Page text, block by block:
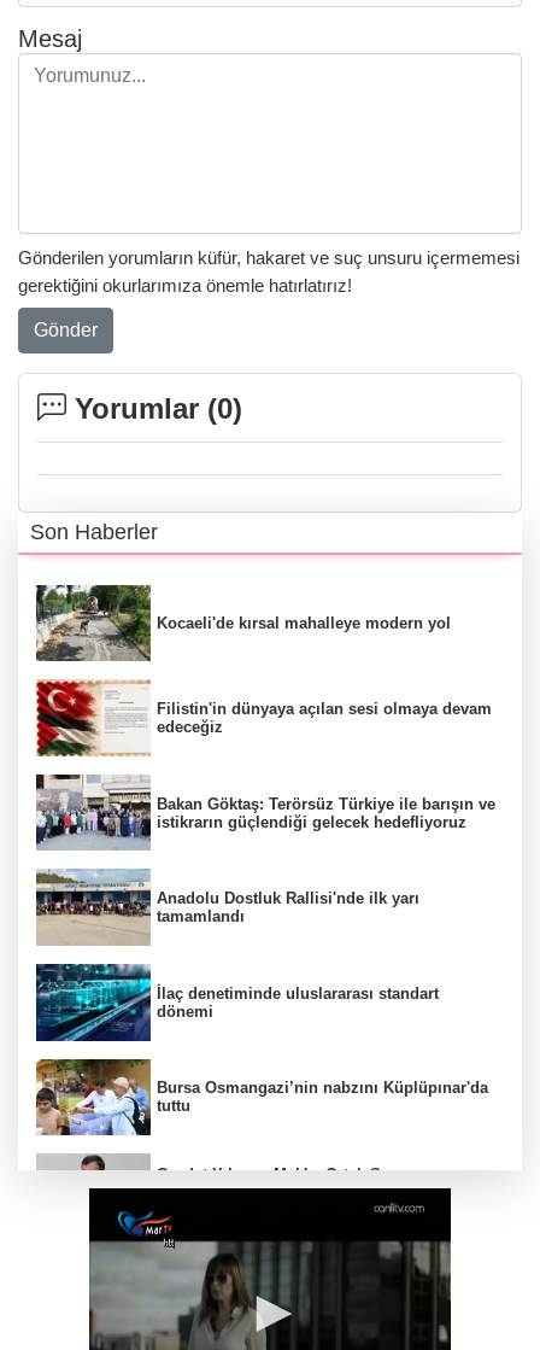
Mesaj
Gönderilen yorumların küfür, hakaret ve suç unsuru içermemesi
gerektiğini okurlarımıza önemle hatırlatırız!
Gönder
Yorumlar (0)
Son Haberler
Kocaeli'de kırsal mahalleye modern yol
Filistin'in dünyaya açılan sesi olmaya devam
edeceğiz
Bakan Göktaş: Terörsüz Türkiye ile barışın ve
istikrarın güçlendiği gelecek hedefliyoruz
Anadolu Dostluk Rallisi'nde ilk yarı
tamamlandı
İlaç denetiminde uluslararası standart
dönemi
Bursa Osmangazi’nin nabzını Küplüpınar'da
tuttu
Cevdet Yılmaz: Mekke Ortak Savunma
Anlaşması bölgesel güvenliğe katkı
Konya Büyükşehir’in baba-oğul kampı
Ağustos'ta da sürecek